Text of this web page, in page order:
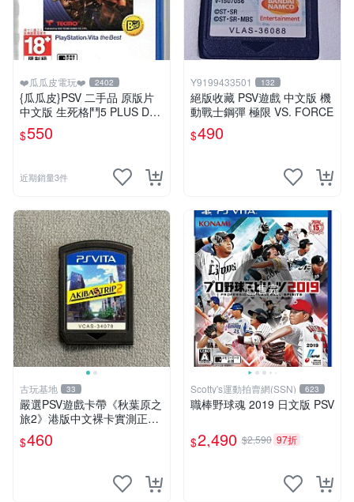
❤️瓜瓜皮電玩❤️ 2402
{瓜瓜皮}PSV 二手品 原版片
中文版 生死格鬥5 PLUS Dea
d or Alive 5(遊戲都有回收)
$550
近期銷量3件
Y9199433501 132
絕版收藏 PSV遊戲 中文版 機
動戰士鋼彈 極限 VS. FORCE
$490
古玩基地 33
嚴選PSV遊戲卡帶《秋葉原之
旅2》港版中文裸卡實測正
常，專機遊戲只可在SONY P
SV上運行 卡帶 psv 港版
$460
已售完
Scotty's運動拍賣網(SSN) 623
職棒野球魂 2019 日文版 PSV
$2,490 $2,590 97折